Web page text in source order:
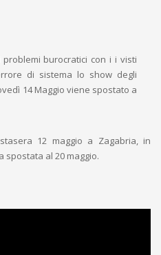
burocratici con i i visti
di sistema lo show degli
14 Maggio viene spostato a
12 maggio a Zagabria, in
spostata al 20 maggio.